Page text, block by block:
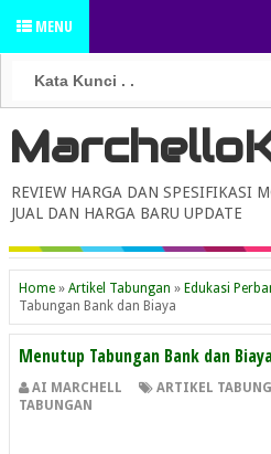
MENU
REVIEW HARGA DAN SPESIFIKASI
JUAL DAN HARGA BARU UPDATE
Home » Artikel Tabungan » Edukasi
Tabungan Bank dan Biaya
Menutup Tabungan Bank dan
AI MARCHELL ARTIKEL
TABUNGAN